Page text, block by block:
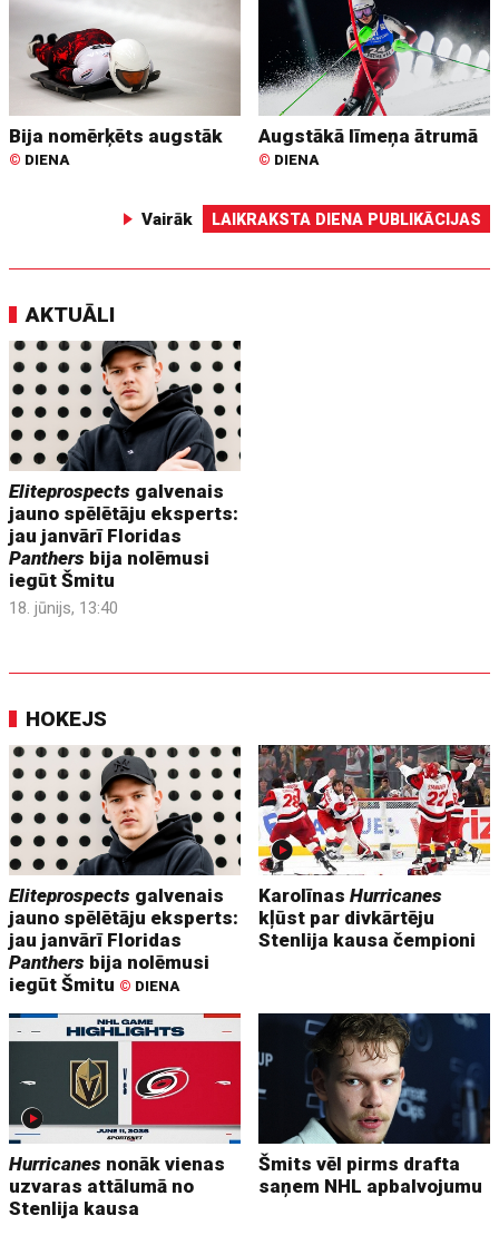
Bija nomērķēts augstāk
© DIENA
Augstākā līmeņa ātrumā
© DIENA
Vairāk LAIKRAKSTA DIENA PUBLIKĀCIJAS
AKTUĀLI
Eliteprospects galvenais
jauno spēlētāju eksperts:
jau janvārī Floridas
Panthers bija nolēmusi
iegūt Šmitu
18. jūnijs, 13:40
HOKEJS
Eliteprospects galvenais
jauno spēlētāju eksperts:
jau janvārī Floridas
Panthers bija nolēmusi
iegūt Šmitu © DIENA
KarolīnasHurricanes
kļūst par divkārtēju
Stenlija kausa čempioni
Hurricanes nonāk vienas
uzvaras attālumā no
Stenlija kausa
Šmits vēl pirms drafta
saņem NHL apbalvojumu